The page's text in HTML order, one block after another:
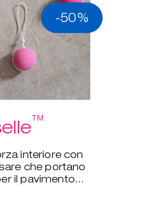
-50%
™
interiore con
che portano
il pavimento